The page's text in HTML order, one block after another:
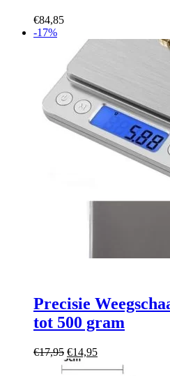
€84,85
-17%
Precisie
tot 500 gram
€17,95 Oorspronkelijke
prijs
€14,95Huidige